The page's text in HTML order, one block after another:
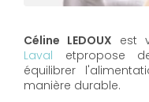
Céline LEDOUX est
Laval etpropose
équilibrer
manière durable.